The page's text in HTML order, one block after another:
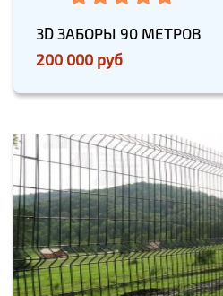
3D ЗАБОРЫ 90 МЕТРОВ
200 000 руб